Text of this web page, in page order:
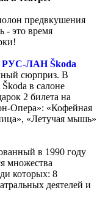
предвкушения
- это время
РУС-ЛАН Škoda
сюрприз. В
в салоне
2 билета на
Опера»: «Кофейная
«Летучая мышь»
в 1990 году
множества
которых: 8
деятелей и